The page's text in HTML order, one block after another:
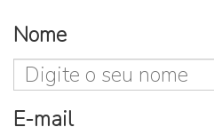
Nome
E-mail